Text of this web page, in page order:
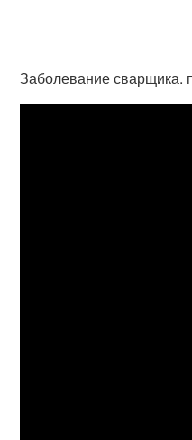
Заболевание сварщика.